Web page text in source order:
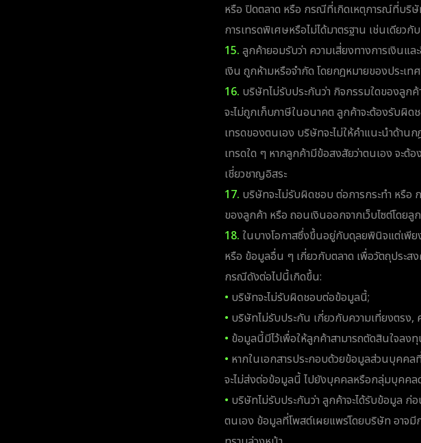
หรือ ปิดตลาด หรือ กรณีที่เกิดเหตุการณ์ที่บริษั
การเทรดพิเศษหรือไม่ได้มาตรฐาน เช่นเดียว
15. ลูกค้ายอมรับว่า ความเสี่ยงทางการเงินแ
เงิน ถูกห้ามหรือจำกัด โดยกฎหมายของประเ
16. บริษัทไม่รับประกันว่า กิจกรรมใดของลูกค้
จะไม่ถูกเก็บภาษีในอนาคต ลูกค้าจะต้องรับผิด
เทรดของตนเอง บริษัทจะไม่ให้คำแนะนำด้าน
เทรดใด ๆ หากลูกค้ามีข้อสงสัยว่าตนเอง จะ
เชี่ยวชาญอิสระ
17. บริษัทจะไม่รับผิดชอบ ต่อการกระทำ หรือ
ของลูกค้า หรือ ถอนเงินออกจากเว็บไซต์โดยลู
18. ในบางโอกาสซึ่งขึ้นอยู่กับดุลยพินิจแต่เพีย
หรือ ข้อมูลอื่น ๆ เกี่ยวกับตลาด เพื่อวัตถุประ
กรณีดังต่อไปนี้เกิดขึ้น:
• บริษัทจะไม่รับผิดชอบต่อข้อมูลนี้;
• บริษัทไม่รับประกัน เกี่ยวกับความเที่ยงตรง
• ข้อมูลนี้มีไว้เพื่อให้ลูกค้าสามารถตัดสินใจลง
• หากในเอกสารประกอบด้วยข้อมูลส่วนบุคค
จะไม่ส่งต่อข้อมูลนี้ ไปยังบุคคลหรือกลุ่มบุคคล
• บริษัทไม่รับประกันว่า ลูกค้าจะได้รับข้อมูล ก่
ตนเอง ข้อมูลที่โพสต์เผยแพร่โดยบริษัท อาจมี